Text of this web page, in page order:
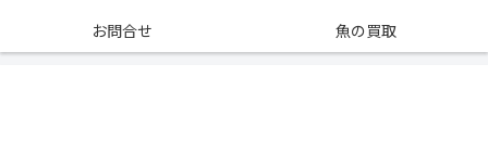
お問合せ
魚の買取